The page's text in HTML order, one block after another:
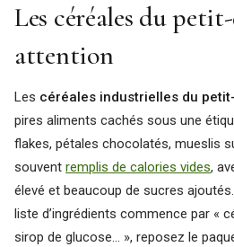
Les céréales du
attention
Les céréales industrielles du
pires aliments cachés sous une
flakes, pétales chocolatés, mueslis
souvent remplis de calories vides,
élevé et beaucoup de sucres
liste d’ingrédients commence par «
sirop de glucose… », reposez le